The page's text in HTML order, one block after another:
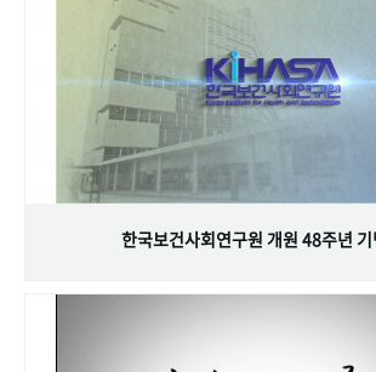
한국보건사회연구원 개원 48주년